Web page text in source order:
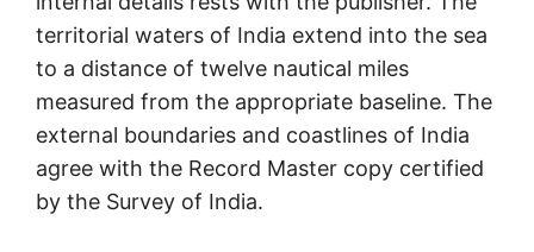
territorial waters of India extend into the sea
to a distance of twelve nautical miles
measured from the appropriate baseline. The
external boundaries and coastlines of India
agree with the Record Master copy certified
by the Survey of India.